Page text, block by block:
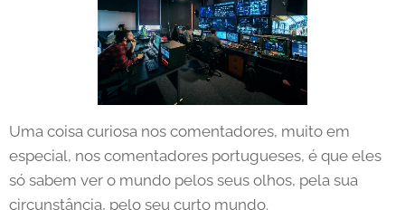
Uma coisa curiosa nos comentadores, muito em
especial, nos comentadores portugueses, é que eles
só sabem ver o mundo pelos seus olhos, pela sua
circunstância, pelo seu curto mundo.